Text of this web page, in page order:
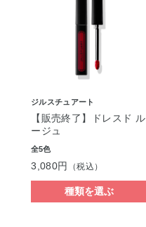
ジルスチュアート
【販売終了】ドレスド ル
ージュ
全5色
3,080円 （税込）
種類を選ぶ